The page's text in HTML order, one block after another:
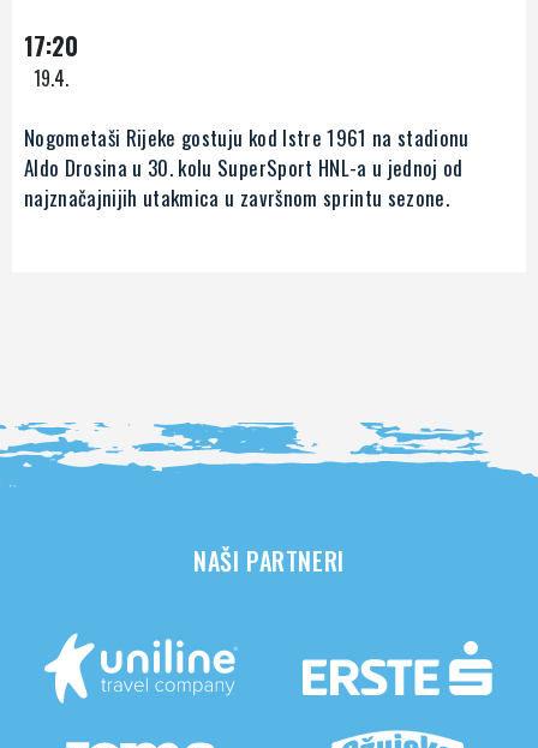
17:20
19.4.
Nogometaši Rijeke gostuju kod Istre 1961 na stadionu
Aldo Drosina u 30. kolu SuperSport HNL-a u jednoj od
najznačajnijih utakmica u završnom sprintu sezone.
NAŠI PARTNERI